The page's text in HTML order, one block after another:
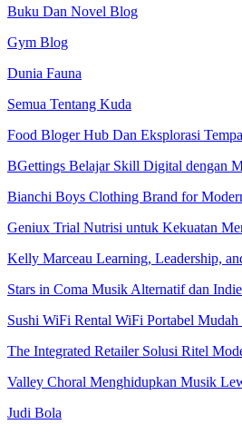
Buku Dan Novel Blog
Gym Blog
Dunia Fauna
Semua Tentang Kuda
Food Bloger Hub Dan Eksplorasi
BGettings Belajar Skill Digital dengan
Bianchi Boys Clothing Brand for
Geniux Trial Nutrisi untuk Kekuatan
Kelly Marceau Learning, Leadership,
Stars in Coma Musik Alternatif dan
Sushi WiFi Rental WiFi Portabel Mudah
The Integrated Retailer Solusi Ritel
Valley Choral Menghidupkan Musik
Judi Bola